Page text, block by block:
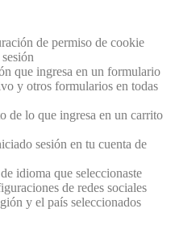
de permiso de cookie
que ingresa en un formulario
y otros formularios en todas
de lo que ingresa en un carrito
sesión en tu cuenta de
idioma que seleccionaste
de redes sociales
y el país seleccionados